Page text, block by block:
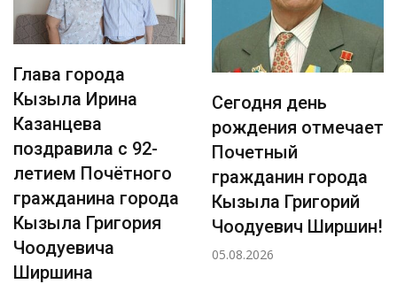
Глава города
Кызыла Ирина
Казанцева
поздравила с 92-
летием Почётного
гражданина города
Кызыла Григория
Чоодуевича
Ширшина
Сегодня день
рождения отмечает
Почетный
гражданин города
Кызыла Григорий
Чоодуевич Ширшин!
05.08.2026